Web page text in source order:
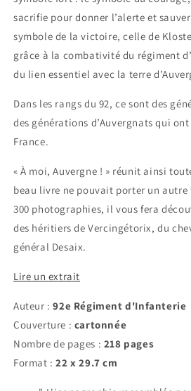
sacrifie pour donner l’alerte et sauver
symbole de la victoire, celle de
grâce à la combativité du régiment
du lien essentiel avec la terre
Dans les rangs du 92, ce sont des
des générations d’Auvergnats qui
France.
« À moi, Auvergne ! » réunit ainsi
beau livre ne pouvait porter un autre
300 photographies, il vous fera
des héritiers de Vercingétorix, du
général Desaix.
Lire un extrait
Auteur : 92e Régiment d'Infanterie
Couverture : cartonnée
Nombre de pages : 218 pages
Format : 22 x 29.7 cm